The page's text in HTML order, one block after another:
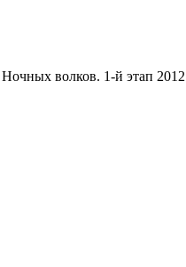
волков. 1-й этап 2012